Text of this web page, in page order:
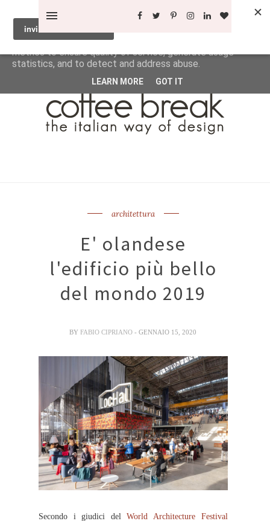
architettura
E' olandese
l'edificio più bello
del mondo 2019
BY FABIO CIPRIANO- GENNAIO 15, 2020
Secondo i giudici delWorld Architecture Festival
This site uses cookies from Google to deliver its services
and to analyze traffic. Your IP address and user-agent are
shared with Google along with performance and security
metrics to ensure quality of service, generate usage
statistics, and to detect and address abuse.
LEARN MORE GOT IT